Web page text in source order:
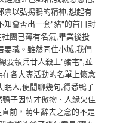
票以弘掦鴨的精神,想起有
知會否出一套"豬"的首日封
團已薄有名氣,畢業後投
要職。雖然同住小城,我們
要領兵廿人殺上"豬宅",並
各大專活動的名單上懷念
眠人,便閒聊幾句,得悉鴨子
子因恃才傲物、人緣欠佳
前，萌生辭去之念的不是